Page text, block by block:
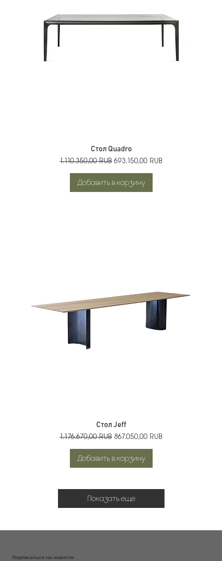
Стол Quadro
Обычная цена
1.110.350,00 RUB Цена со скидкой
693.150,00 RUB
Добавить в корзину
Стол Jeff
Обычная цена
1.176.670,00 RUB Цена со скидкой
867.050,00 RUB
Добавить в корзину
Показать еще
Подписаться на новости